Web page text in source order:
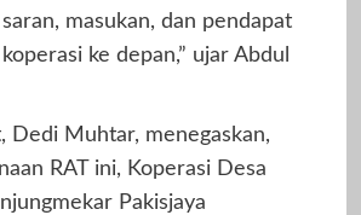
masukan, dan pendapat
ke depan,” ujar Abdul
Dedi Muhtar, menegaskan,
RAT ini, Koperasi Desa
Pakisjaya